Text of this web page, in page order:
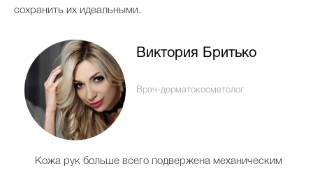
Бьютихакер / Мама-хакер
Выбор визажистов
Выбор косметолога
сохранить их идеальными.
Виктория Бритько
Врач-дерматокосметолог
Кожа рук больше всего подвержена механическим